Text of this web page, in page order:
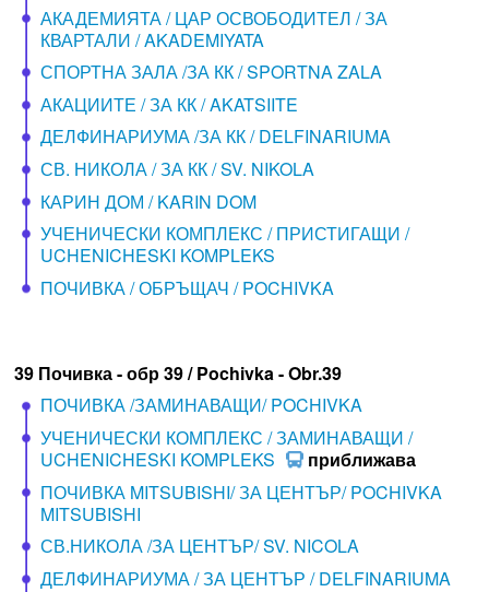
АКАДЕМИЯТА / ЦАР ОСВОБОДИТЕЛ / ЗА
КВАРТАЛИ / AKADEMIYATA
СПОРТНА ЗАЛА /ЗА КК / SPORTNA ZALA
АКАЦИИТЕ / ЗА КК / AKATSIITE
ДЕЛФИНАРИУМА /ЗА КК / DELFINARIUMA
СВ. НИКОЛА / ЗА КК / SV. NIKOLA
КАРИН ДОМ / KARIN DOM
УЧЕНИЧЕСКИ КОМПЛЕКС / ПРИСТИГАЩИ /
UCHENICHESKI KOMPLEKS
ПОЧИВКА / ОБРЪЩАЧ / POCHIVKA
39 Почивка - обр 39 / Pochivka - Obr.39
ПОЧИВКА /ЗАМИНАВАЩИ/ POCHIVKA
УЧЕНИЧЕСКИ КОМПЛЕКС / ЗАМИНАВАЩИ /
UCHENICHESKI KOMPLEKS
приближава
ПОЧИВКА MITSUBISHI/ ЗА ЦЕНТЪР/ POCHIVKA
MITSUBISHI
СВ.НИКОЛА /ЗА ЦЕНТЪР/ SV. NICOLA
ДЕЛФИНАРИУМА / ЗА ЦЕНТЪР / DELFINARIUMA